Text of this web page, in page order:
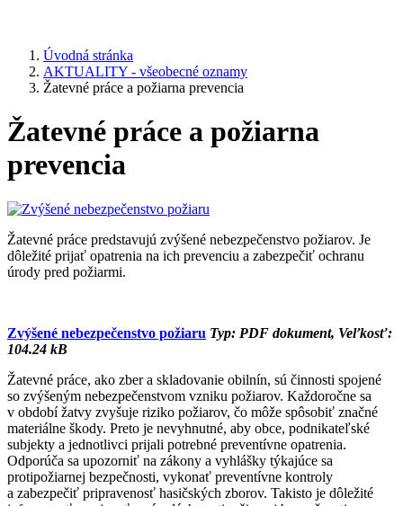
Úvodná stránka
AKTUALITY - všeobecné oznamy
Žatevné práce a požiarna prevencia
Žatevné práce a požiarna
prevencia
Žatevné práce predstavujú zvýšené nebezpečenstvo požiarov. Je
dôležité prijať opatrenia na ich prevenciu a zabezpečiť ochranu
úrody pred požiarmi.
Zvýšené nebezpečenstvo požiaru Typ: PDF dokument, Veľkosť:
104.24 kB
Žatevné práce, ako zber a skladovanie obilnín, sú činnosti spojené
so zvýšeným nebezpečenstvom vzniku požiarov. Každoročne sa
v období žatvy zvyšuje riziko požiarov, čo môže spôsobiť značné
materiálne škody. Preto je nevyhnutné, aby obce, podnikateľské
subjekty a jednotlivci prijali potrebné preventívne opatrenia.
Odporúča sa upozorniť na zákony a vyhlášky týkajúce sa
protipožiarnej bezpečnosti, vykonať preventívne kontroly
a zabezpečiť pripravenosť hasičských zborov. Takisto je dôležité